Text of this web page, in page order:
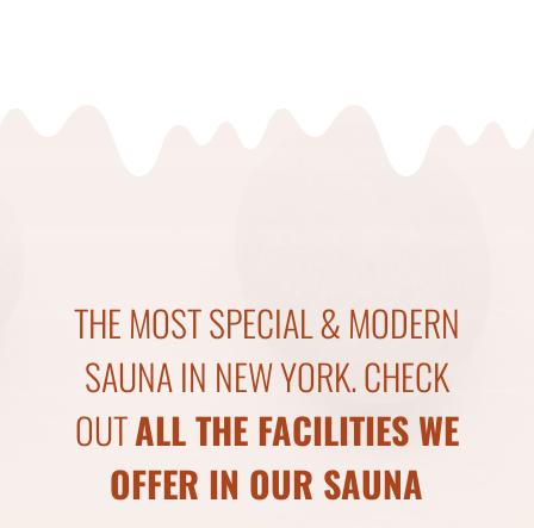
THE MOST SPECIAL & MODERN
SAUNA IN NEW YORK. CHECK
OUTALL THE FACILITIES WE
OFFER IN OUR SAUNA